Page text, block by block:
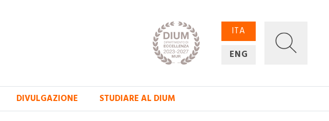
ITA
ENG
DIVULGAZIONE STUDIARE AL DIUM